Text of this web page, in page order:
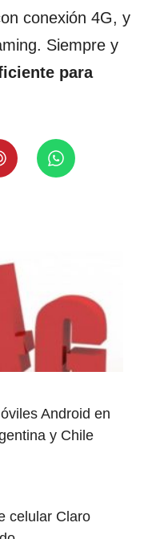
conexión 4G, y
Siempre y
para
Android en
y Chile
celular Claro